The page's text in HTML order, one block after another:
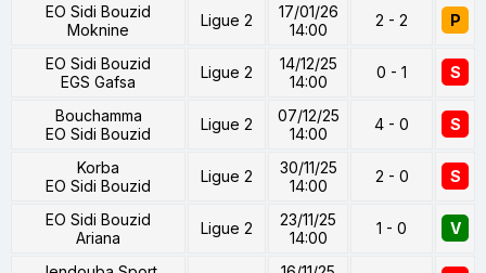
EO Sidi Bouzid
Moknine
Ligue 2
17/01/26
14:00
2 - 2 P
EO Sidi Bouzid
EGS Gafsa
Ligue 2
14/12/25
14:00
0 - 1 S
Bouchamma
EO Sidi Bouzid
Ligue 2
07/12/25
14:00
4 - 0 S
Korba
EO Sidi Bouzid
Ligue 2
30/11/25
14:00
2 - 0 S
EO Sidi Bouzid
Ariana
Ligue 2
23/11/25
14:00
1 - 0 V